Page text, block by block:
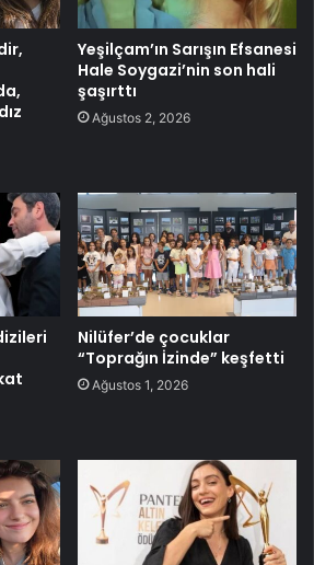
Yeşilçam’ın Sarışın Efsanesi
Hale Soygazi’nin son hali
şaşırttı
Ağustos 2, 2026
Nilüfer’de çocuklar
“Toprağın İzinde” keşfetti
Ağustos 1, 2026